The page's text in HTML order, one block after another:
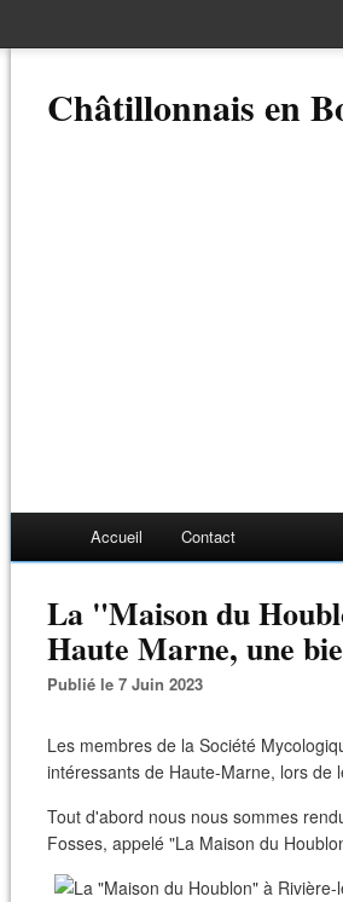
Châtillonnais en
Accueil Contact
La "Maison du
Haute Marne, une
Publié le 7 Juin 2023
Les membres de la Société
intéressants de Haute-Marne, lors de
Tout d'abord nous nous sommes
Fosses, appelé "La Maison du